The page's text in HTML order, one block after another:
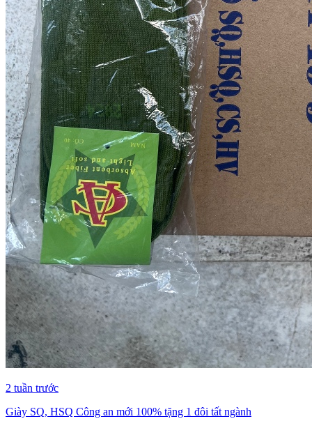
2 tuần trước
Giày SQ, HSQ Công an mới 100% tặng 1 đôi tất ngành